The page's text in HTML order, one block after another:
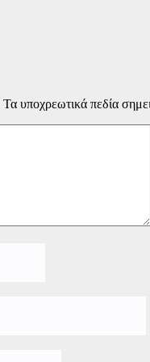
Τα υποχρεωτικά πεδία